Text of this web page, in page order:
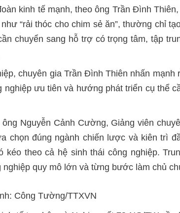
kinh tế mạnh, theo ông Trần Đình
“rải thóc cho chim sẻ ăn”, thường chỉ
chuyển sang hỗ trợ có trọng tâm, tập
chuyên gia Trần Đình Thiên nhấn
nghiệp ưu tiên và hướng phát triển cụ thể
Nguyễn Cảnh Cường, Giảng viên
chọn đúng ngành chiến lược và kiên trì
kéo theo cả hệ sinh thái công nghiệp.
quy mô lớn và từng bước làm chủ
Công Tường/TTXVN